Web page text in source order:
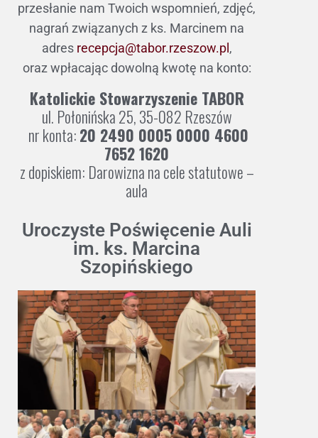
przesłanie nam Twoich wspomnień, zdjęć,
nagrań związanych z ks. Marcinem na
adres recepcja@tabor.rzeszow.pl ,
oraz wpłacając dowolną kwotę na konto:
Katolickie Stowarzyszenie TABOR
ul. Połonińska 25, 35-082 Rzeszów
nr konta:20 2490 0005 0000 4600
7652 1620
z dopiskiem: Darowizna na cele statutowe –
aula
Uroczyste Poświęcenie Auli
im. ks. Marcina
Szopińskiego